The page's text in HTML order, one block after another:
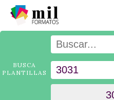
BUSCA
PLANTILLAS